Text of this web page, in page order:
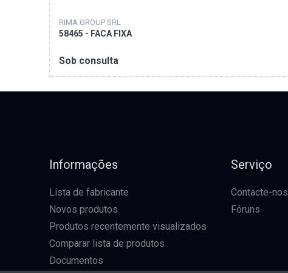
RIMA GROUP SRL
58465 - FACA FIXA
Sob consulta
Informações
Lista de fabricante
Novos produtos
Produtos recentemente visualizados
Comparar lista de produtos
Documentos
Serviço
Contacte-nos
Fóruns